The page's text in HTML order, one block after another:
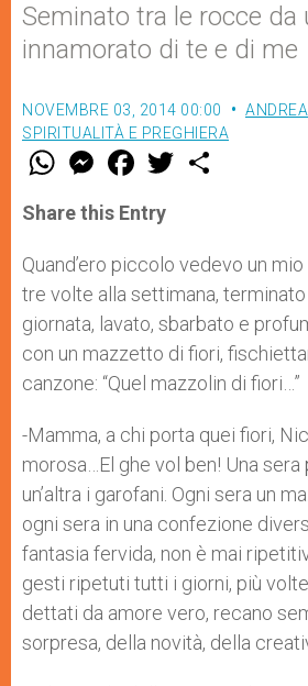
Seminato tra le rocce da
innamorato di te e di me
NOVEMBRE 03, 2014 00:00
SPIRITUALITÀ E PREGHIERA
W
t
s
p
p
M
e
s
e
g
e
r
F
a
e
b
o
k
w
r
Share this Entry
Quand’ero piccolo vedevo un
tre volte alla settimana,
giornata, lavato, sbarbato e
con un mazzetto di fiori,
canzone: “Quel mazzolin di fiori…”
-Mamma, a chi porta quei fiori,
morosa…El ghe vol ben! Una sera
un’altra i garofani. Ogni sera un
ogni sera in una confezione
fantasia fervida, non è mai
gesti ripetuti tutti i giorni, più
dettati da amore vero, recano
sorpresa, della novità, della